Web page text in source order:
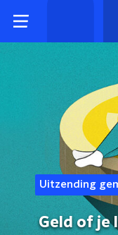
Uitzending
Geld of je